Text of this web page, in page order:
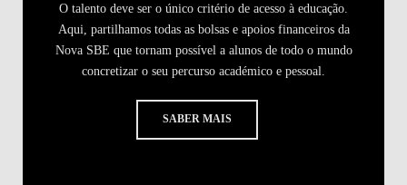
O talento deve ser o único critério de acesso à educação.
Aqui, partilhamos todas as bolsas e apoios financeiros da
Nova SBE que tornam possível a alunos de todo o mundo
concretizar o seu percurso académico e pessoal.
SABER MAIS